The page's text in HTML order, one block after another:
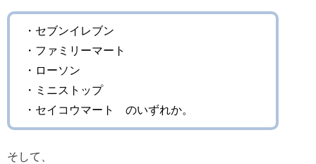
・セブンイレブン
・ファミリーマート
・ローソン
・ミニストップ
・セイコウマート のいずれか。
そして、